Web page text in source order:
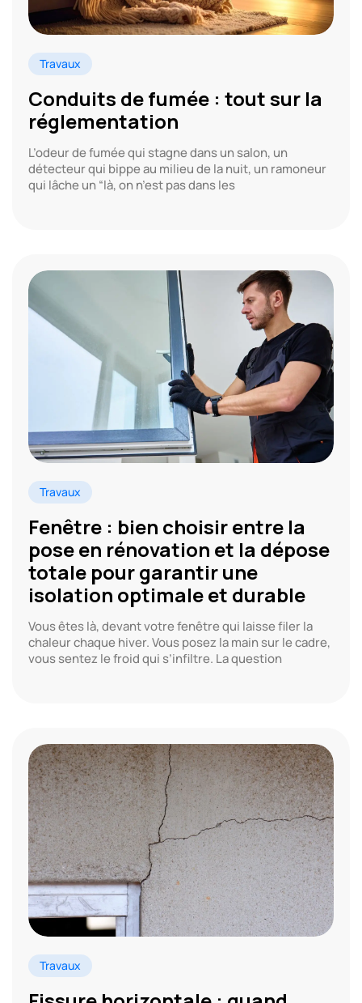
Travaux
Conduits de fumée : tout sur la
réglementation
L’odeur de fumée qui stagne dans un salon, un
détecteur qui bippe au milieu de la nuit, un ramoneur
qui lâche un “là, on n’est pas dans les
Travaux
Fenêtre : bien choisir entre la
pose en rénovation et la dépose
totale pour garantir une
isolation optimale et durable
Vous êtes là, devant votre fenêtre qui laisse filer la
chaleur chaque hiver. Vous posez la main sur le cadre,
vous sentez le froid qui s’infiltre. La question
Travaux